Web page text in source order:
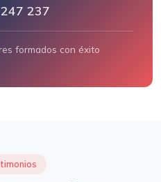
237
formados con éxito